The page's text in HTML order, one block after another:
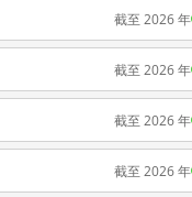
截至 2026 年
截至 2026 年
截至 2026 年
截至 2026 年